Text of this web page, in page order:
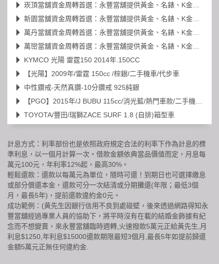
崁頂當舖資金周轉首選：永豐當舖提供黃金、名錶、K金高價典當
新園當舖資金周轉首選：永豐當舖提供黃金、名錶、K金高價典當
萬丹當舖資金周轉首選：永豐當舖提供黃金、名錶、K金高價典當
萬巒當舖資金周轉首選：永豐當舖提供黃金、名錶、K金高價典當
KYMCO 光陽 雷霆150 2014年.150CC
【光陽】2009年/雷霆 150cc /棕銀/二手機車/代步車
中性鑽戒-天然真鑽-10分鑽戒 925純銀
【PGO】2015年/J BUBU 115cc/消光藍/熱門車款/二手機車/代步車
TOYOTA/豐田/瑞獅ZACE SURF 1.8 (自排)箱型車
計息方式：利率部份也是依照政府規定合法的利率下作為計息的標
準利息，以一個月計算一次。借款金額依典當品價值而定，月息每
萬元100元，年利率12%起，最高30%。
輕鬆還款：還款以每萬元為單位，隨時可還！到期日也可選擇繳息
或部分償還本金，還款可分一次結清或分期攤還(年限；最低3個
月，最長5年)，提前還款違約金0元。
成功範例：(黃先生因銀行信用不良到處碰壁，後來透過網路得知永
豐當舖經過專業人員的協助下，將平時沒有在載的結婚金飾據有紀
念而不想變賣，來永豐當舖臨時週轉,火速撥款5萬元正給黃先生,月
利息$1250,年利息$15000還款期限最短3個月,最長5年如提前歸還
金額5萬元正無任何違約金.